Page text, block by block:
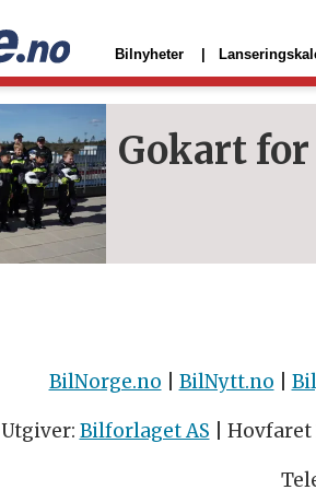
Bilnyheter
Gokart for
BilNorge.no BilNytt.no
Utgiver: Bilforlaget AS | Hovfaret